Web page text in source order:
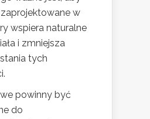
w
wspiera naturalne
i zmniejsza
tych
powinny być
do